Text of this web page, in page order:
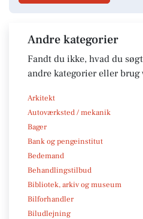
Andre kategorier
Fandt du ikke, hvad du
andre kategorier eller brug
Arkitekt
Autoværksted / mekanik
Bager
Bank og pengeinstitut
Bedemand
Behandlingstilbud
Bibliotek, arkiv og museum
Bilforhandler
Biludlejning